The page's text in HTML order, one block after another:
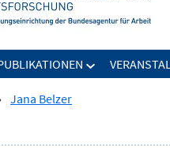
Zeige
Jana Belzer